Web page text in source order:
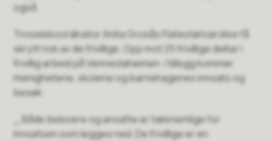
også.
Trivselskoordinator Anita Grosås Flatestøl kan ikke få
skrytt nok av de frivillige. Opp mot 25 frivillige deltar i
frivillig arbeid på Venneslaheimen. I tillegg kommer
menighetene, skolene og barnehagenes innsats og
besøk.
_ Både beboere og ansatte er takknemlige for
innsatsen som legges ned. De frivillige er en